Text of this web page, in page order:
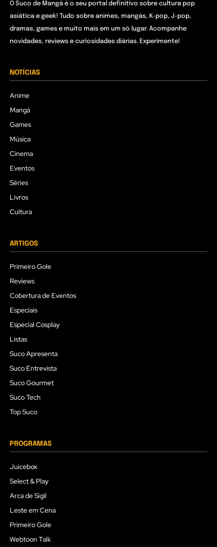
O Suco de Mangá é o seu portal definitivo sobre cultura pop
asiática e geek! Tudo sobre animes, mangás, K-pop, J-pop,
dramas, games e muito mais em um só lugar. Acompanhe
novidades, reviews e curiosidades diárias. Experimente!
NOTÍCIAS
Anime
Mangá
Games
Música
Cinema
Eventos
Séries
Livros
Cultura
ARTIGOS
Primeiro Gole
Reviews
Cobertura de Eventos
Especiais
Especial Cosplay
Listas
Suco Apresenta
Suco Entrevista
Suco Gourmet
Suco Tech
Top Suco
PROGRAMAS
Juicebox
Select & Play
Arca de Sigil
Leste em Cena
Primeiro Gole
Webtoon Talk